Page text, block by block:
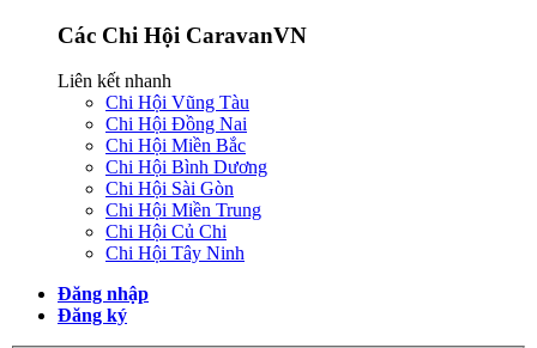
Các Chi Hội CaravanVN
Liên kết nhanh
Chi Hội Vũng Tàu
Chi Hội Đồng Nai
Chi Hội Miền Bắc
Chi Hội Bình Dương
Chi Hội Sài Gòn
Chi Hội Miền Trung
Chi Hội Củ Chi
Chi Hội Tây Ninh
Đăng nhập
Đăng ký